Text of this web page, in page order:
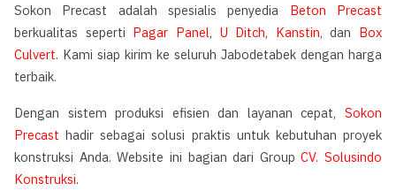
Sokon Precast adalah spesialis penyedia Beton Precast
berkualitas seperti Pagar Panel, U Ditch, Kanstin, dan Box
Culvert. Kami siap kirim ke seluruh Jabodetabek dengan harga
terbaik.
Dengan sistem produksi efisien dan layanan cepat, Sokon
Precast hadir sebagai solusi praktis untuk kebutuhan proyek
konstruksi Anda. Website ini bagian dari GroupCV. Solusindo
Konstruksi.